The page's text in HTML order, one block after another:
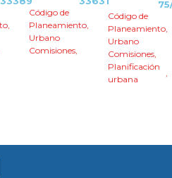
,
Código de
Planeamiento
Urbano
,
Comisiones,
Código de
Planeamiento
Urbano
,
Comisiones,
Planificación
urbana
,